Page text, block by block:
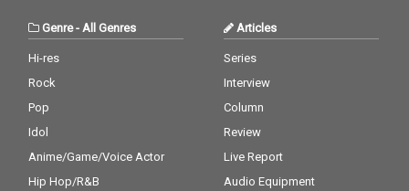
Genre- All Genres
Hi-res
Rock
Pop
Idol
Anime/Game/Voice Actor
Hip Hop/R&B
Articles
Series
Interview
Column
Review
Live Report
Audio Equipment